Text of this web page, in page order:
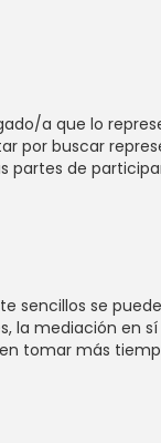
a que lo
por buscar
partes de
se
la mediación en
tomar más